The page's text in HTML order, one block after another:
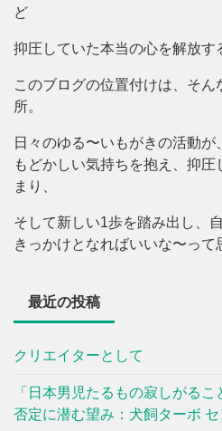
ど
抑圧していた本当の心を解放す
このブログの位置付けは、そ
所。
日々のゆる〜いもがきの活動
もどかしい気持ちを抱え、抑
まり、
そして新しい1歩を踏み出し、
きっかけとなればいいな〜って
最近の投稿
クリエイターとして
「日本男児たるもの寂しがる
否定に潜む望み：犬飼ターボ